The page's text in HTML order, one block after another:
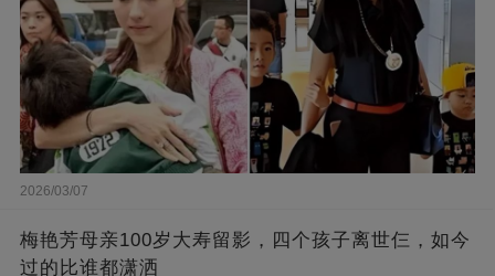
2026/03/07
梅艳芳母亲100岁大寿留影，四个孩子离世仨，如今
过的比谁都潇洒